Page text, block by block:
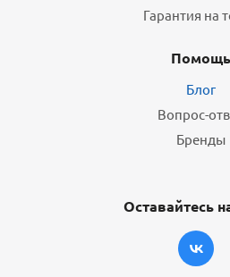
Гарантия на
Помощь
Блог
Вопрос-
Бренды
Оставайтесь